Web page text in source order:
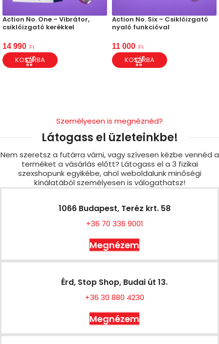
Action No. One – Vibrátor,
csiklóizgató kerékkel
14 990 Ft
KOSÁRBA
Action No. Six – Csiklóizgató
nyaló funkcióval
11 000 Ft
KOSÁRBA
Személyesen is megnéznéd?
Látogass el üzleteinkbe!
Nem szeretsz a futárra várni, vagy szívesen kézbe vennéd a
terméket a vásárlás előtt? Látogass el a 3 fizikai
szexshopunk egyikébe, ahol weboldalunk minőségi
kínálatából személyesen is válogathatsz!
1066 Budapest, Teréz krt. 58
+36 70 336 9001
Megnézem
Érd, Stop Shop, Budai út 13.
+36 30 880 4230
Megnézem